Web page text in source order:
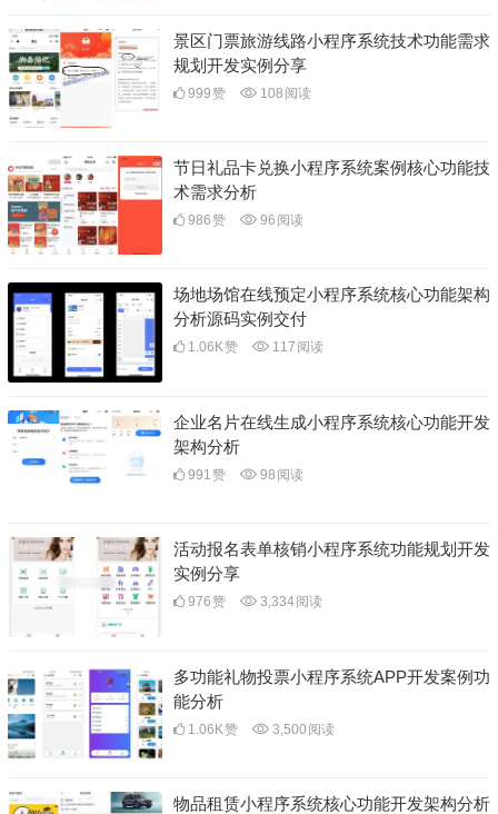
景区门票旅游线路小程序系统技术功能需求
规划开发实例分享
999赞 108 阅读
节日礼品卡兑换小程序系统案例核心功能技
术需求分析
986赞 96 阅读
场地场馆在线预定小程序系统核心功能架构
分析源码实例交付
1.06K赞 117 阅读
企业名片在线生成小程序系统核心功能开发
架构分析
991赞 98 阅读
活动报名表单核销小程序系统功能规划开发
实例分享
976赞 3,334阅读
多功能礼物投票小程序系统APP开发案例功
能分析
1.06K赞 3,500 阅读
物品租赁小程序系统核心功能开发架构分析